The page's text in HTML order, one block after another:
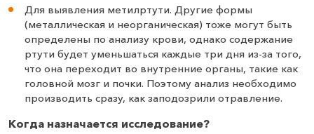
Для выявления метилртути. Другие формы
(металлическая и неорганическая) тоже могут быть
определены по анализу крови, однако содержание
ртути будет уменьшаться каждые три дня из-за того,
что она переходит во внутренние органы, такие как
головной мозг и почки. Поэтому анализ необходимо
производить сразу, как заподозрили отравление.
Когда назначается исследование?